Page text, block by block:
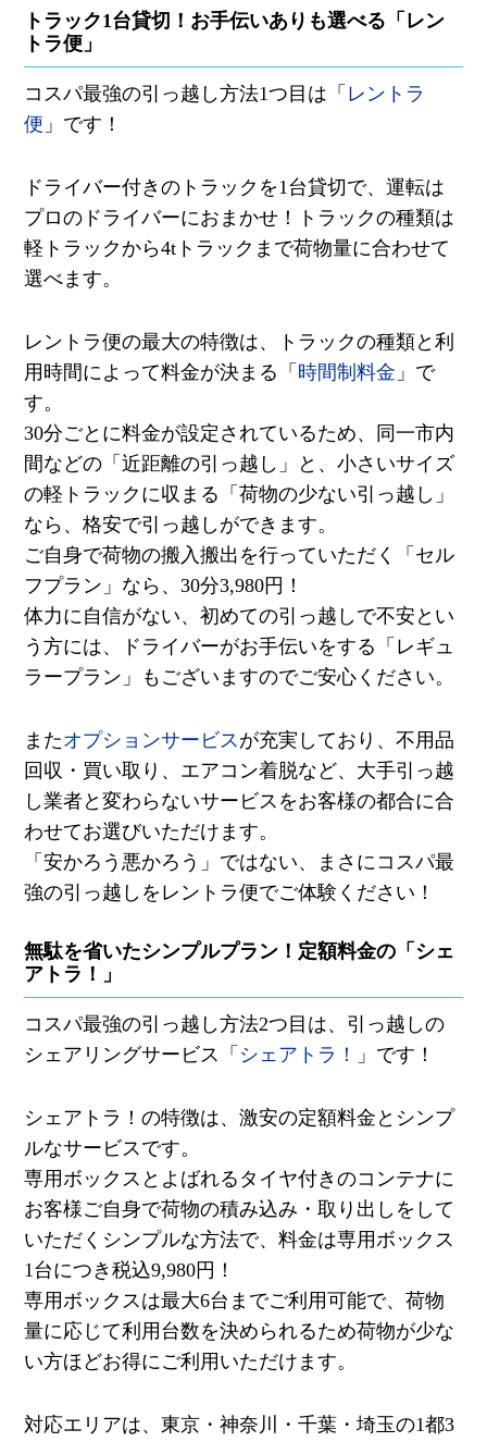
トラック1台貸切！お手伝いありも選べる「レン
トラ便」
コスパ最強の引っ越し方法1つ目は「 レントラ
便 」です！
ドライバー付きのトラックを1台貸切で、運転は
プロのドライバーにおまかせ！トラックの種類は
軽トラックから4tトラックまで荷物量に合わせて
選べます。
レントラ便の最大の特徴は、トラックの種類と利
用時間によって料金が決まる「 時間制料金 」で
す。
30分ごとに料金が設定されているため、同一市内
間などの「近距離の引っ越し」と、小さいサイズ
の軽トラックに収まる「荷物の少ない引っ越し」
なら、格安で引っ越しができます。
ご自身で荷物の搬入搬出を行っていただく「セル
フプラン」なら、 30分3,980円！
体力に自信がない、初めての引っ越しで不安とい
う方には、ドライバーがお手伝いをする「レギュ
ラープラン」もございますのでご安心ください。
またオプションサービスが充実しており、不用品
回収・買い取り、エアコン着脱など、大手引っ越
し業者と変わらないサービスをお客様の都合に合
わせてお選びいただけます。
「安かろう悪かろう」ではない、まさにコスパ最
強の引っ越しをレントラ便でご体験ください！
無駄を省いたシンプルプラン！定額料金の「シェ
アトラ！」
コスパ最強の引っ越し方法2つ目は、引っ越しの
シェアリングサービス「 シェアトラ！ 」です！
シェアトラ！の特徴は、激安の定額料金とシンプ
ルなサービスです。
専用ボックスとよばれるタイヤ付きのコンテナに
お客様ご自身で荷物の積み込み・取り出しをして
いただくシンプルな方法で、料金は専用ボックス
1台につき税込9,980円！
専用ボックスは最大6台までご利用可能で、荷物
量に応じて利用台数を決められるため荷物が少な
い方ほどお得にご利用いただけます。
対応エリアは、東京・神奈川・千葉・埼玉の1都3